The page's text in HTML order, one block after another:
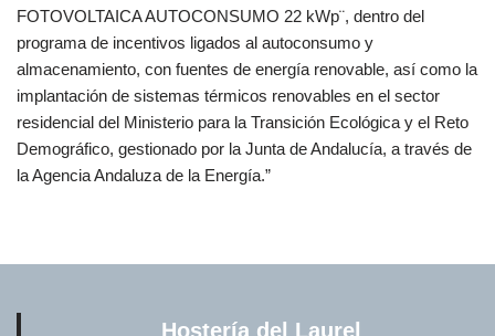
FOTOVOLTAICA AUTOCONSUMO 22 kWp¨, dentro del
programa de incentivos ligados al autoconsumo y
almacenamiento, con fuentes de energía renovable, así como la
implantación de sistemas térmicos renovables en el sector
residencial del Ministerio para la Transición Ecológica y el Reto
Demográfico, gestionado por la Junta de Andalucía, a través de
la Agencia Andaluza de la Energía.”
Hostería del Laurel